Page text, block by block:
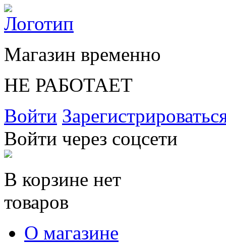
Магазин временно
НЕ РАБОТАЕТ
Войти
Войти через соцсети
В корзине нет
товаров
О магазине